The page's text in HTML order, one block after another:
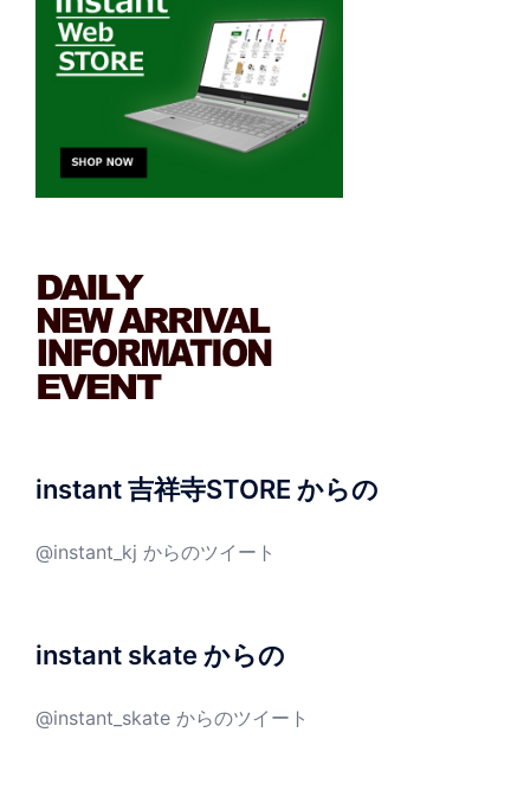
instant 吉祥寺STORE からの
@instant_kj からのツイート
instant skate からの
@instant_skate からのツイート